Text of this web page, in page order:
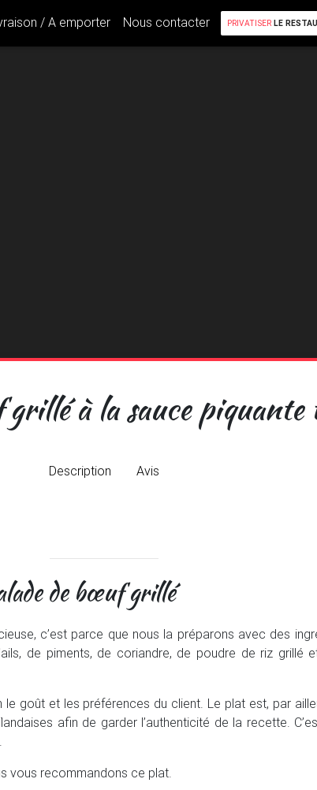
/ A emporter Nous contacter PRIVATISER LE
à la sauce piquante
Description Avis
de bœuf grillé
c’est parce que nous la préparons avec des
de piments, de coriandre, de poudre de riz grillé
goût et les préférences du client. Le plat est, par
afin de garder l’authenticité de la recette.
vous recommandons ce plat.